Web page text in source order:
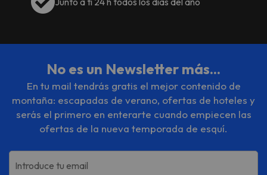
adicionales en estos momentos.
Los servicios de comida y bebida
de este alojamiento pueden verse
limitados o no estar disponibles a
causa del coronavirus (COVID-19).
En este alojamiento no se pueden
No es un Newsletter más...
En tu mail tendrás gratis el mejor contenido de
montaña: escapadas de verano, ofertas de hoteles y
serás el primero en enterarte cuando empiecen las
ofertas de la nueva temporada de esquí.
Introduce tu email